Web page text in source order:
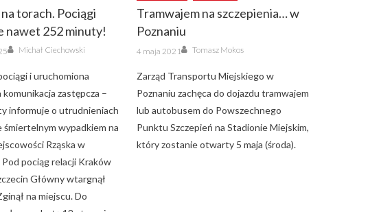
torach. Pociągi
nawet 252 minuty!
Author
Michał Ciechowski
i uruchomiona
zastępcza –
informuje o utrudnieniach
śmiertelnym wypadkiem na
Rząska w
Pod pociąg relacji Kraków
Główny wtargnął
na miejscu. Do
Tramwajem na szczepienia… w
Poznaniu
Posted
on
4 maja 2021 Author
Tomasz Mokos
Zarząd Transportu Miejskiego w
Poznaniu zachęca do dojazdu tramwajem
lub autobusem do Powszechnego
Punktu Szczepień na Stadionie Miejskim,
który zostanie otwarty 5 maja (środa).